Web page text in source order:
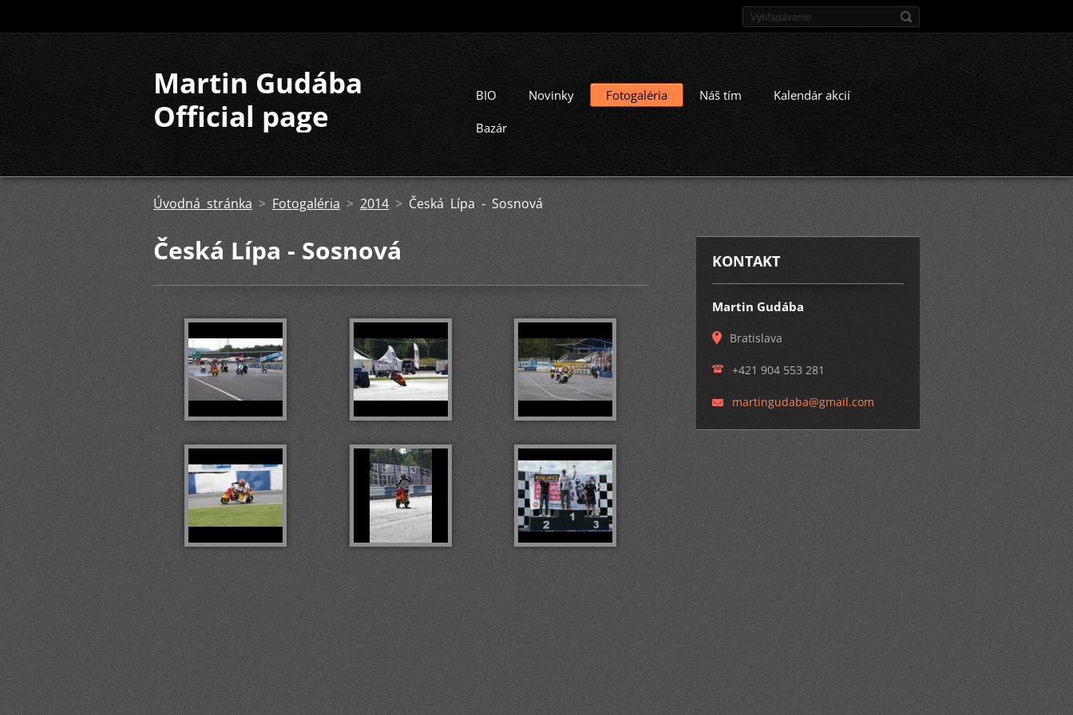
Martin Gudába
Official page
BIO Novinky Fotogaléria Náš tím Kalendár akcií
Bazár
Úvodná stránka > Fotogaléria > 2014 > Česká Lípa - Sosnová
Česká Lípa - Sosnová KONTAKT
Martin Gudába
Bratislava
+421 904 553 281
martingudaba@gmail.com